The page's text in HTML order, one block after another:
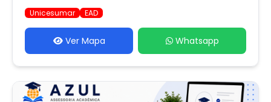
Unicesumar EAD
Ver Mapa Whatsapp